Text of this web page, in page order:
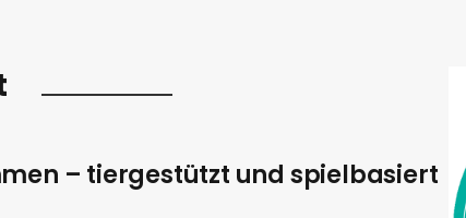
– tiergestützt und spielbasiert